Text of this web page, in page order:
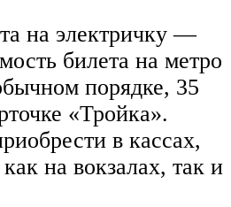
на электричку —
билета на метро
порядке, 35
«Тройка».
в кассах,
на вокзалах, так и